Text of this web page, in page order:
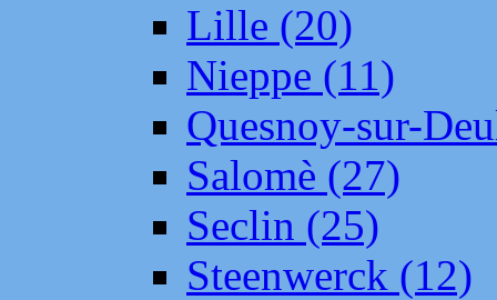
Lille (20)
Nieppe (11)
Quesnoy-sur-
Salomè (27)
Seclin (25)
Steenwerck (12)